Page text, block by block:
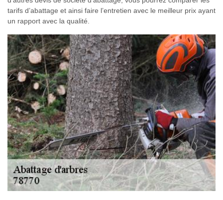
tarifs d’abattage et ainsi faire l’entretien avec le meilleur prix ayant
un rapport avec la qualité.